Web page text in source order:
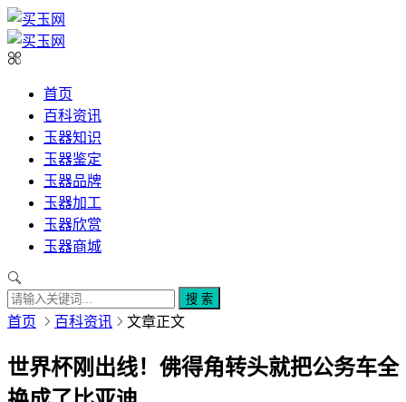
首页
百科资讯
玉器知识
玉器鉴定
玉器品牌
玉器加工
玉器欣赏
玉器商城
搜 索
首页 百科资讯 文章正文
世界杯刚出线！佛得角转头就把公务车全